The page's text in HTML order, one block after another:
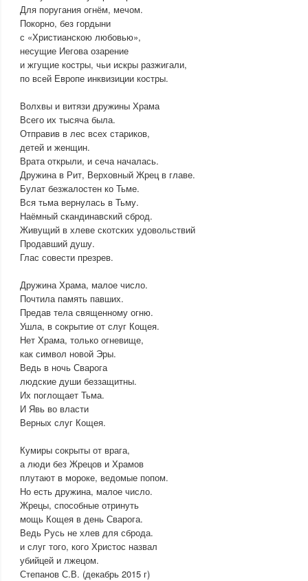
Для поругания огнём, мечом.
Покорно, без гордыни
с «Христианскою любовью»,
несущие Иегова озарение
и жгущие костры, чьи искры разжигали,
по всей Европе инквизиции костры.
Волхвы и витязи дружины Храма
Всего их тысяча была.
Отправив в лес всех стариков,
детей и женщин.
Врата открыли, и сеча началась.
Дружина в Рит, Верховный Жрец в главе.
Булат безжалостен ко Тьме.
Вся тьма вернулась в Тьму.
Наёмный скандинавский сброд.
Живущий в хлеве скотских удовольствий
Продавший душу.
Глас совести презрев.
Дружина Храма, малое число.
Почтила память павших.
Предав тела священному огню.
Ушла, в сокрытие от слуг Кощея.
Нет Храма, только огневище,
как символ новой Эры.
Ведь в ночь Сварога
людские души беззащитны.
Их поглощает Тьма.
И Явь во власти
Верных слуг Кощея.
Кумиры сокрыты от врага,
а люди без Жрецов и Храмов
плутают в мороке, ведомые попом.
Но есть дружина, малое число.
Жрецы, способные отринуть
мощь Кощея в день Сварога.
Ведь Русь не хлев для сброда.
и слуг того, кого Христос назвал
убийцей и лжецом.
Степанов С.В. (декабрь 2015 г)